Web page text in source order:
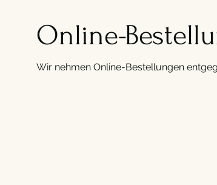
Online-
Wir nehmen Online-Bestellungen